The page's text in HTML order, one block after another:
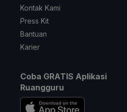
Kontak Kami
Press Kit
Bantuan
Karier
Coba GRATIS Aplikasi
Ruangguru